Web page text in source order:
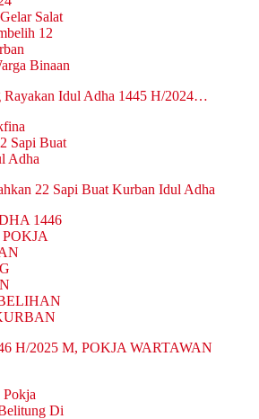
Rayakan Idul Adha 1445 H/2024…
22 Sapi Buat Kurban Idul Adha
H/2025 M, POKJA WARTAWAN